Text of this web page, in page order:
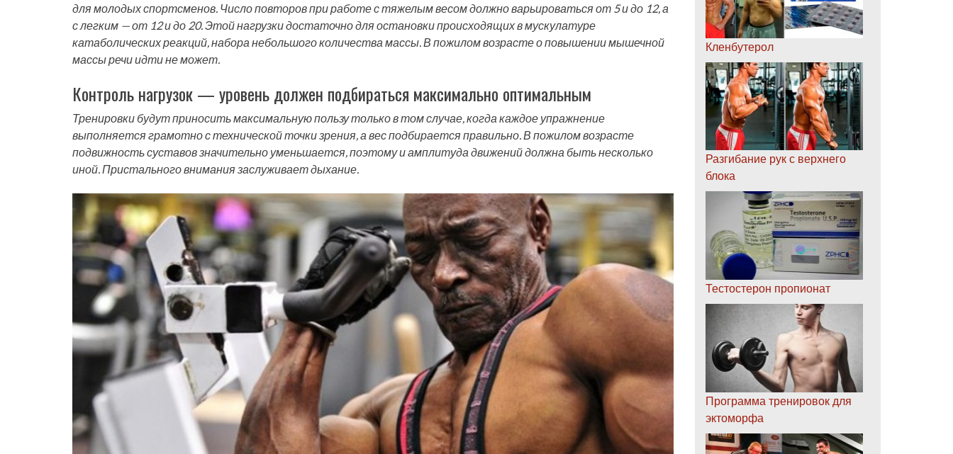
для молодых спортсменов. Число повторов при работе с тяжелым весом должно варьироваться от 5 и до 12, а
с легким — от 12 и до 20. Этой нагрузки достаточно для остановки происходящих в мускулатуре
катаболических реакций, набора небольшого количества массы. В пожилом возрасте о повышении мышечной
массы речи идти не может.
Контроль нагрузок — уровень должен подбираться максимально оптимальным
Тренировки будут приносить максимальную пользу только в том случае, когда каждое упражнение
выполняется грамотно с технической точки зрения, а вес подбирается правильно. В пожилом возрасте
подвижность суставов значительно уменьшается, поэтому и амплитуда движений должна быть несколько
иной. Пристального внимания заслуживает дыхание.
Кленбутерол
Разгибание рук с верхнего
блока
Тестостерон пропионат
Программа тренировок для
эктоморфа